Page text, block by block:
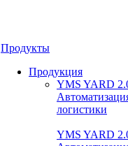
Продукты
Продукция
YMS YARD
логистики
YMS YARD